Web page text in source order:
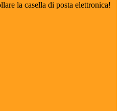
la casella di posta elettronica!